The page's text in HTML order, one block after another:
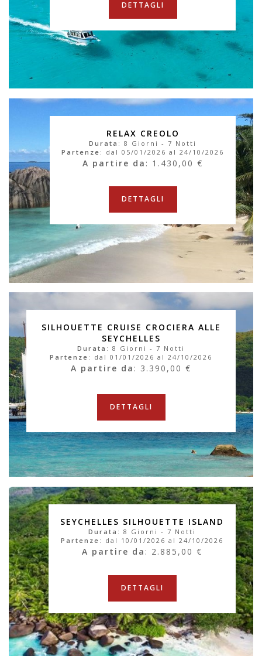
DETTAGLI
RELAX CREOLO
Durata : 8 Giorni - 7 Notti
Partenze : dal 05/01/2026 al 24/10/2026
A partire da : 1.430,00 €
DETTAGLI
SILHOUETTE CRUISE CROCIERA ALLE
SEYCHELLES
Durata : 8 Giorni - 7 Notti
Partenze : dal 01/01/2026 al 24/10/2026
A partire da : 3.390,00 €
DETTAGLI
SEYCHELLES SILHOUETTE ISLAND
Durata : 8 Giorni - 7 Notti
Partenze : dal 10/01/2026 al 24/10/2026
A partire da : 2.885,00 €
DETTAGLI